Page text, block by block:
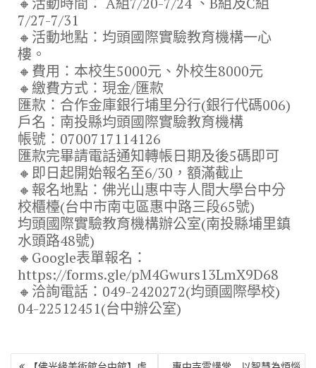
7/27-7/31
🔸活動地點：均頭國際實驗教育機構一心
樓。
🔸費用：本校生5000元、外校生8000元
🔸繳費方式：現金/匯款
匯款：合作金庫銀行埔里分行(銀行代碼006)
戶名：南投縣均頭國際實驗教育機構
帳號：0700717114126
匯款完畢請電話通知轉帳日期及後5碼即可
🔸即日起開始報名至6/30，額滿截止
🔸報名地點：佛光山惠中寺人間大學台中分
校櫃檯(台中市南屯區惠中路三段65號)
均頭國際實驗教育機構辦公室(南投縣埔里鎮
水頭路48號)
🔸Google表單報名：
https://forms.gle/pM4Gwurs13LmX9D68
🔸洽詢電話：049-2420272(均頭國際學校)
04-22512451(台中辦公室)
文